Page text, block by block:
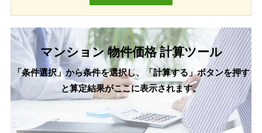
マンション 物件価格 計算ツール
「条件選択」から条件を選択し、「計算する」ボタンを押す
と算定結果がここに表示されます。